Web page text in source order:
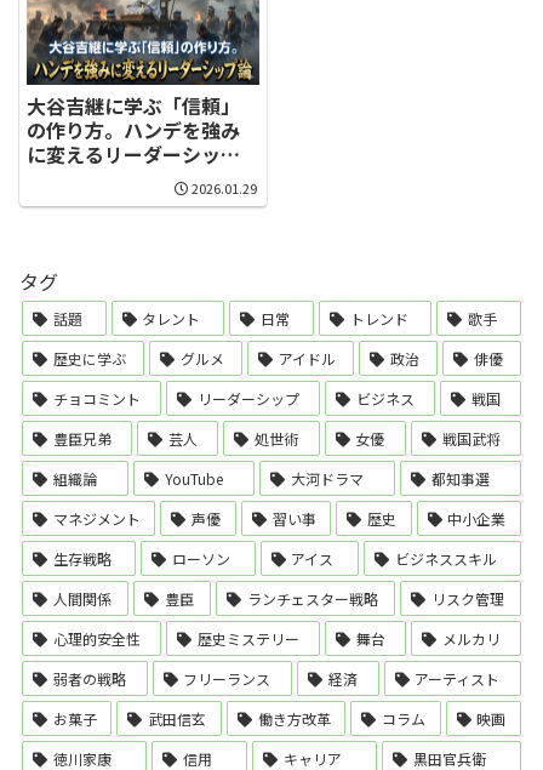
大谷吉継に学ぶ「信頼」
の作り方。ハンデを強み
に変えるリーダーシップ
2026.01.29
タグ
話題 タレント 日常 トレンド
歌手
歴史に学ぶ
グルメ アイドル 政治
俳優
チョコミント
リーダーシップ ビジネス
戦国
豊臣兄弟
芸人 処世術 女優
戦国武将
組織論
YouTube 大河ドラマ
都知事選
マネジメント
声優 習い事 歴史
中小企業
生存戦略
ローソン アイス
ビジネススキル
人間関係
豊臣 ランチェスター戦略
リスク管理
心理的安全性
歴史ミステリー 舞台
メルカリ
弱者の戦略
フリーランス 経済
アーティスト
お菓子
武田信玄 働き方改革 コラム
映画
徳川家康
信用 キャリア 黒田官兵衛